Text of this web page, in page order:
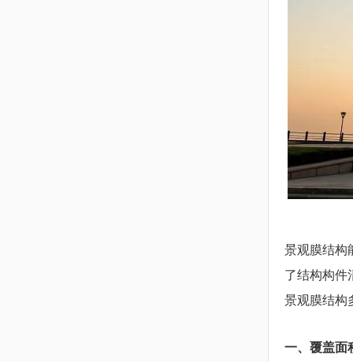
景观膜结构
了结构构件
景观膜结构
一、覆盖面